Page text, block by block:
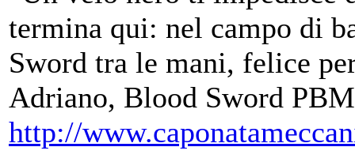
termina qui: nel campo di
Sword tra le mani, felice
Adriano, Blood Sword PBM
http://